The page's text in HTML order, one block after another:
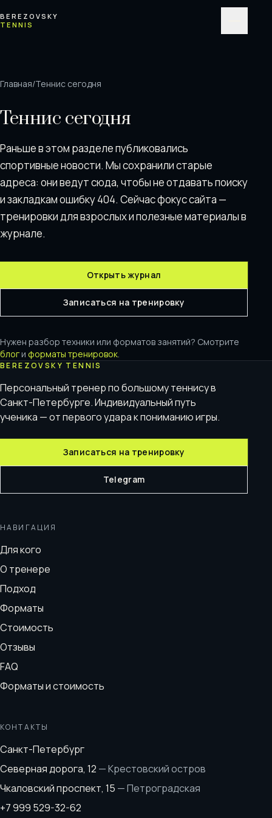
BEREZOVSKY
TENNIS
Главная/Теннис сегодня
Теннис сегодня
Раньше в этом разделе публиковались
спортивные новости. Мы сохранили старые
адреса: они ведут сюда, чтобы не отдавать поискy
и закладкам ошибку 404. Сейчас фокус сайта —
тренировки для взрослых и полезные материалы в
журнале.
Открыть журнал
Записаться на тренировку
Нужен разбор техники или форматов занятий? Смотрите
блог и форматы тренировок.
BEREZOVSKY TENNIS
Персональный тренер по большому теннису в
Санкт-Петербурге. Индивидуальный путь
ученика — от первого удара к пониманию игры.
Записаться на тренировку
Telegram
НАВИГАЦИЯ
Для кого
О тренере
Подход
Форматы
Стоимость
Отзывы
FAQ
Форматы и стоимость
КОНТАКТЫ
Санкт-Петербург
Северная дорога, 12 —Крестовский остров
Чкаловский проспект, 15 —Петроградская
+7 999 529-32-62